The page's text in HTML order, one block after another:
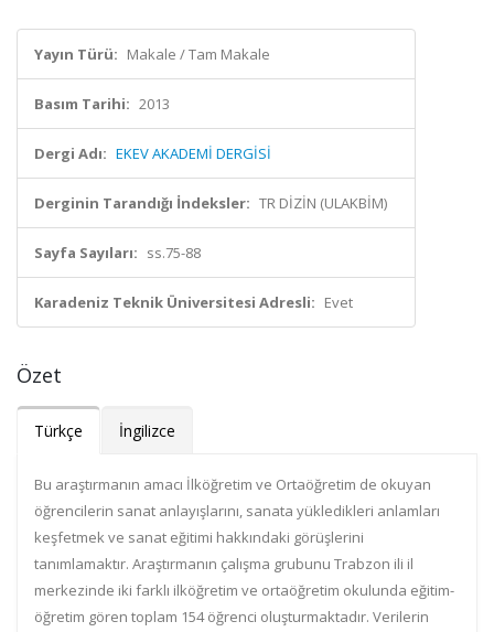
Yayın Türü: Makale / Tam Makale
Basım Tarihi: 2013
Dergi Adı: EKEV AKADEMİ DERGİSİ
Derginin Tarandığı İndeksler: TR DİZİN (ULAKBİM)
Sayfa Sayıları: ss.75-88
Karadeniz Teknik Üniversitesi Adresli: Evet
Özet
Türkçe İngilizce
Bu araştırmanın amacı İlköğretim ve Ortaöğretim de okuyan
öğrencilerin sanat anlayışlarını, sanata yükledikleri anlamları
keşfetmek ve sanat eğitimi hakkındaki görüşlerini
tanımlamaktır. Araştırmanın çalışma grubunu Trabzon ili il
merkezinde iki farklı ilköğretim ve ortaöğretim okulunda eğitim-
öğretim gören toplam 154 öğrenci oluşturmaktadır. Verilerin